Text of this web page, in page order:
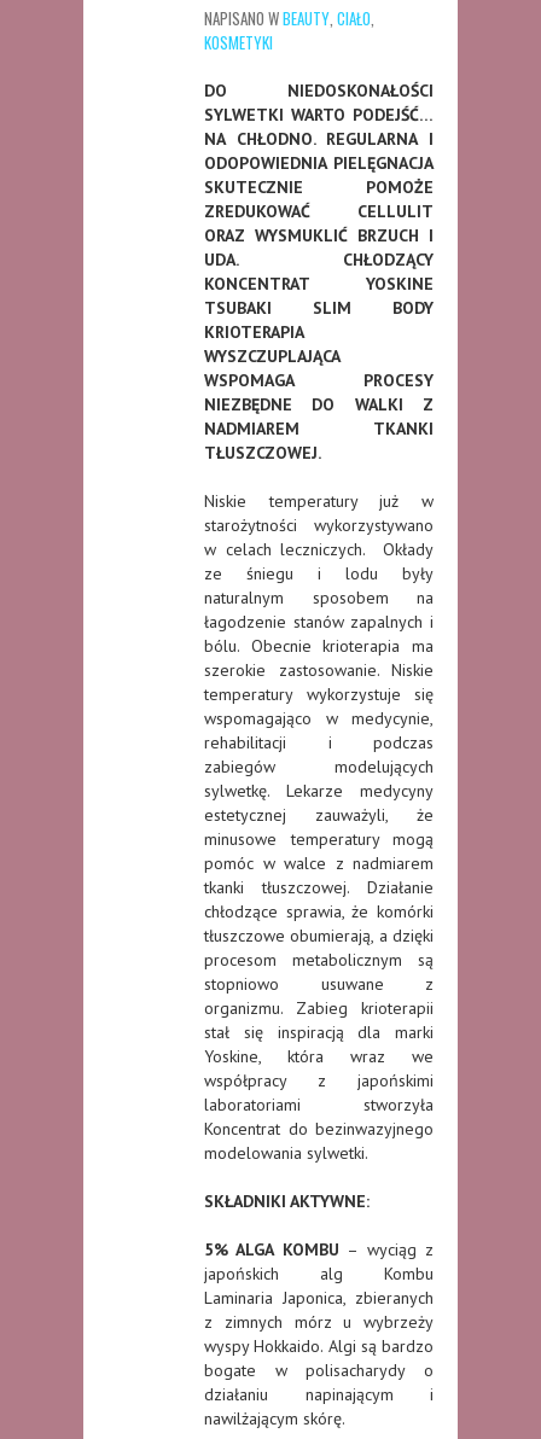
NAPISANO WBEAUTY, CIAŁO,
KOSMETYKI
DO NIEDOSKONAŁOŚCI
SYLWETKI WARTO PODEJŚĆ…
NA CHŁODNO. REGULARNA I
ODOPOWIEDNIA PIELĘGNACJA
SKUTECZNIE POMOŻE
ZREDUKOWAĆ CELLULIT
ORAZ WYSMUKLIĆ BRZUCH I
UDA. CHŁODZĄCY
KONCENTRAT YOSKINE
TSUBAKI SLIM BODY
KRIOTERAPIA
WYSZCZUPLAJĄCA
WSPOMAGA PROCESY
NIEZBĘDNE DO WALKI Z
NADMIAREM TKANKI
TŁUSZCZOWEJ.
Niskie temperatury już w
starożytności wykorzystywano
w celach leczniczych. Okłady
ze śniegu i lodu były
naturalnym sposobem na
łagodzenie stanów zapalnych i
bólu. Obecnie krioterapia ma
szerokie zastosowanie. Niskie
temperatury wykorzystuje się
wspomagająco w medycynie,
rehabilitacji i podczas
zabiegów modelujących
sylwetkę. Lekarze medycyny
estetycznej zauważyli, że
minusowe temperatury mogą
pomóc w walce z nadmiarem
tkanki tłuszczowej. Działanie
chłodzące sprawia, że komórki
tłuszczowe obumierają, a dzięki
procesom metabolicznym są
stopniowo usuwane z
organizmu. Zabieg krioterapii
stał się inspiracją dla marki
Yoskine, która wraz we
współpracy z japońskimi
laboratoriami stworzyła
Koncentrat do bezinwazyjnego
modelowania sylwetki.
SKŁADNIKI AKTYWNE:
5% ALGA KOMBU – wyciąg z
japońskich alg Kombu
Laminaria Japonica, zbieranych
z zimnych mórz u wybrzeży
wyspy Hokkaido. Algi są bardzo
bogate w polisacharydy o
działaniu napinającym i
nawilżającym skórę.